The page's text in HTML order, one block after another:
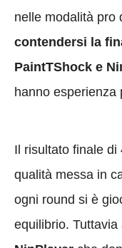
nelle modalità pro
contendersi la
PaintTShock e
hanno esperienza
Il risultato finale di
qualità messa in
ogni round si è
equilibrio. Tuttavia